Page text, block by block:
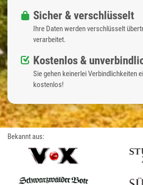
Sicher & verschlüsselt
Ihre Daten werden verschlüsselt
verarbeitet.
Kostenlos &
Sie gehen keinerlei Verbindlichkeiten
kostenlos!
Bekannt aus: